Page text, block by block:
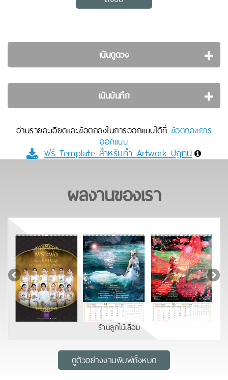
เน้นดูดวง
เน้นบันทึก
อ่านรายละเอียดและข้อตกลงในการออกแบบได้ที่ ข้อตกลงการ
ออกแบบ
ฟรี Template สำหรับทำ Artwork ปฏิทิน
ผลงานของเรา
ร้านลูกไม้เลื่อม
ดูตัวอย่างงานพิมพ์ทั้งหมด